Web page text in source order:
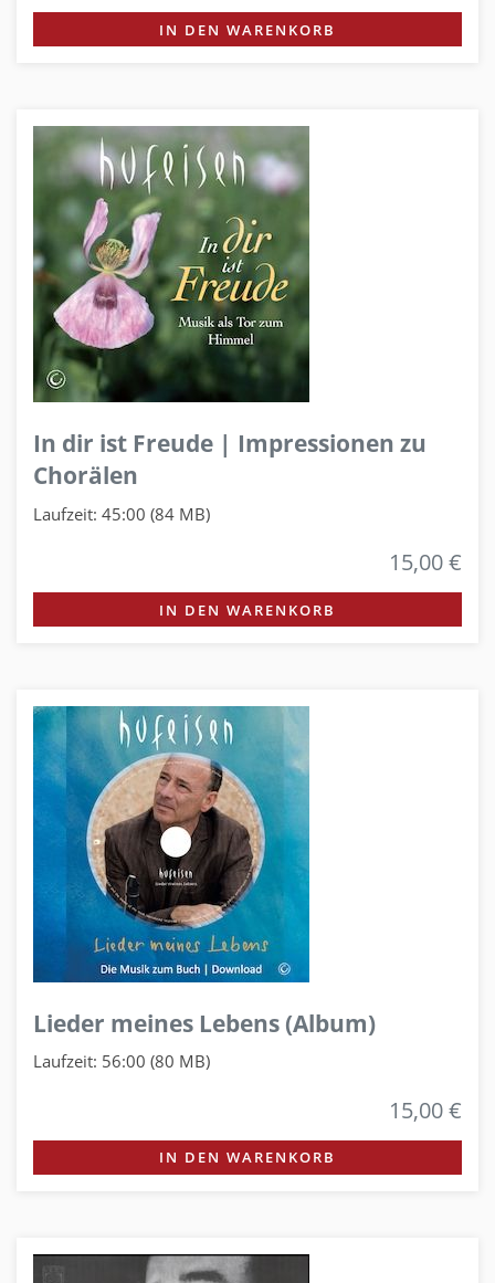
IN DEN WARENKORB
In dir ist Freude | Impressionen zu
Chorälen
Laufzeit: 45:00 (84 MB)
15,00 €
IN DEN WARENKORB
Lieder meines Lebens (Album)
Laufzeit: 56:00 (80 MB)
15,00 €
IN DEN WARENKORB